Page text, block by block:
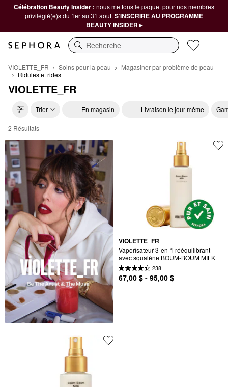
Célébration Beauty Insider : nous mettons le paquet pour nos membres
privilégié(e)s du 1er au 31 août. S’INSCRIRE AU PROGRAMME
BEAUTY INSIDER ▸
Recherche
VIOLETTE_FR Soins pour la peau
Magasiner par problème de peau
Ridules et rides
VIOLETTE_FR
Trier En magasin Livraison le jour même
VIOLETTE_FR Ridules et rides
2 Résultats
VIOLETTE_FR
Vaporisateur 3-en-1 rééquilibrant
avec squalène BOUM-BOUM MILK
238
67,00 $ - 95,00 $